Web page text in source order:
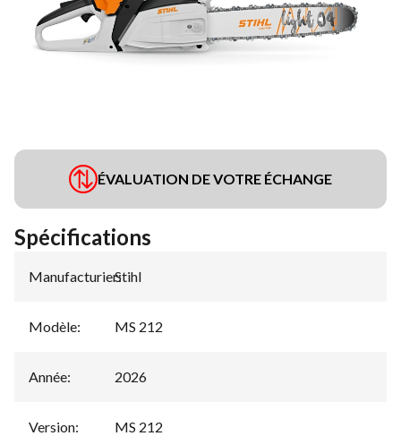
ÉVALUATION DE VOTRE ÉCHANGE
Spécifications
Manufacturier:
Stihl
Modèle: MS 212
Année: 2026
Version: MS 212